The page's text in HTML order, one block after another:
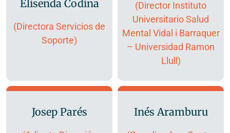
Elisenda Codina
(Directora Servicios de
Soporte)
(Director Instituto
Universitario Salud
Mental Vidal i Barraquer
– Universidad Ramon
Llull)
Josep Parés Inés Aramburu